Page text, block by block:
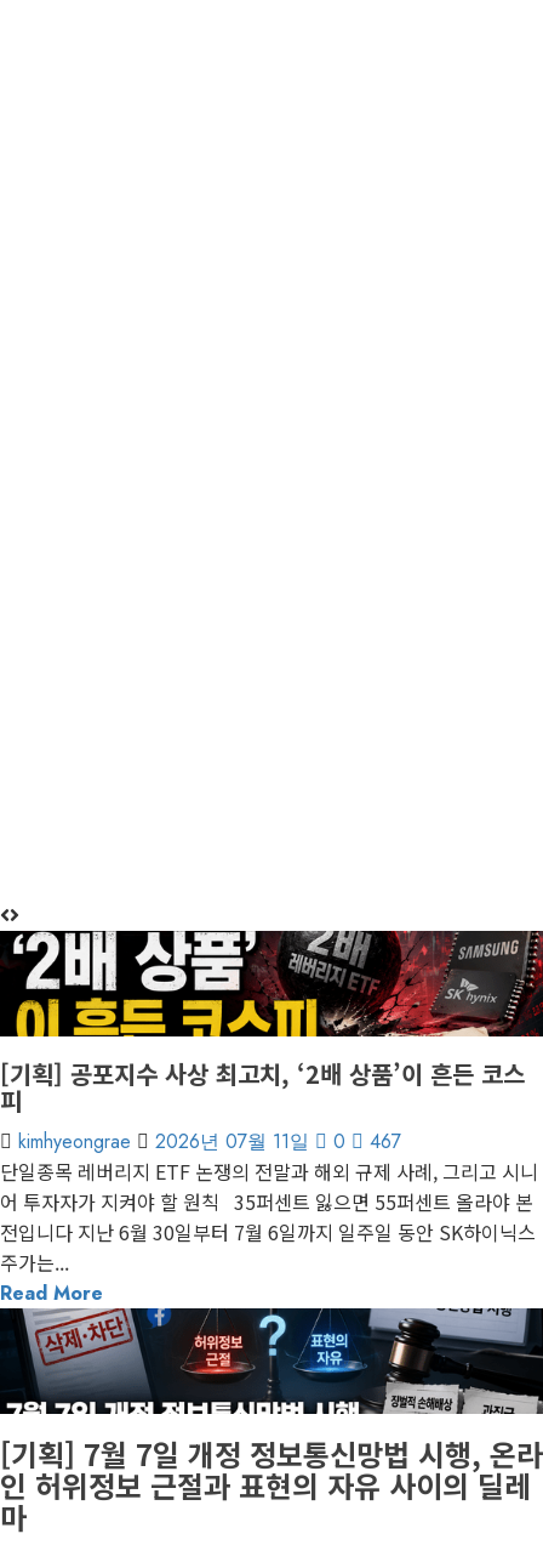
6 minutes read
게재된 글
편집장 칼럼
[기획] 공포지수 사상 최고치, ‘2배 상품’이 흔든 코스
피
kimhyeongrae 2026년 07월 11일 0 467
단일종목 레버리지 ETF 논쟁의 전말과 해외 규제 사례, 그리고 시니
어 투자자가 지켜야 할 원칙 35퍼센트 잃으면 55퍼센트 올라야 본
전입니다 지난 6월 30일부터 7월 6일까지 일주일 동안 SK하이닉스
주가는...
Read More
3 minutes read
게재된 글
글로벌 트렌드
[기획] 7월 7일 개정 정보통신망법 시행, 온라
인 허위정보 근절과 표현의 자유 사이의 딜레
마